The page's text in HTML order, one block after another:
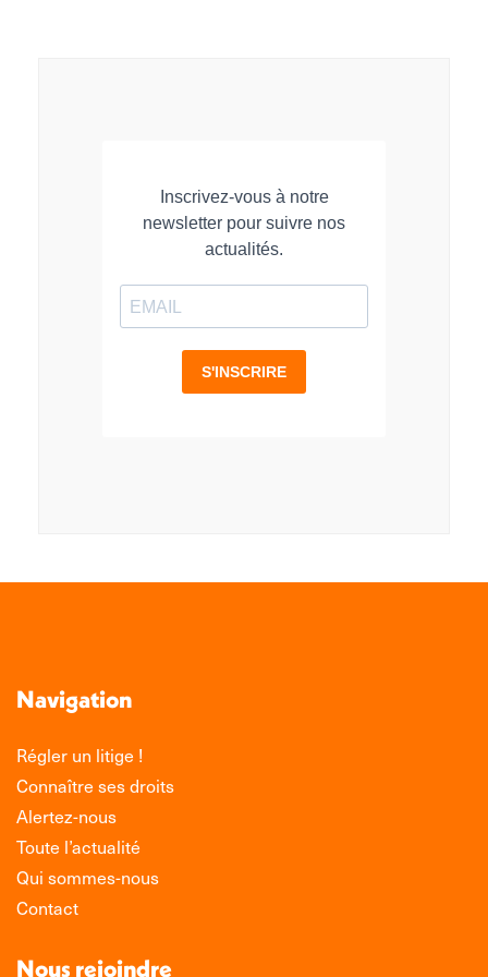
Navigation
Régler un litige !
Connaître ses droits
Alertez-nous
Toute l’actualité
Qui sommes-nous
Contact
Nous rejoindre